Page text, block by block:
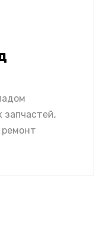
запчастей,
ремонт